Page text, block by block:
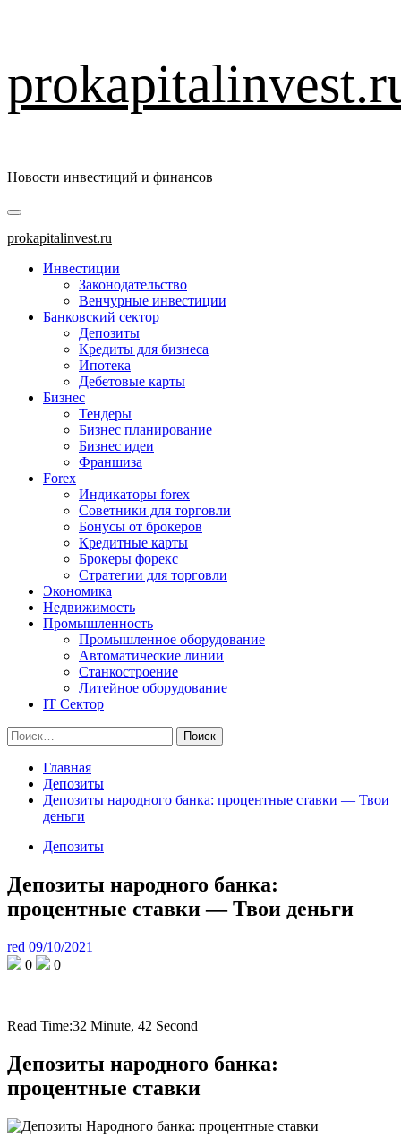
к
содержимому
Новости инвестиций и финансов
Основное
меню
prokapitalinvest.ru
Инвестиции
Законодательство
Венчурные инвестиции
Банковский сектор
Депозиты
Кредиты для бизнеса
Ипотека
Дебетовые карты
Бизнес
Тендеры
Бизнес планирование
Бизнес идеи
Франшиза
Forex
Индикаторы forex
Советники для торговли
Бонусы от брокеров
Кредитные карты
Брокеры форекс
Стратегии для торговли
Экономика
Недвижимость
Промышленность
Промышленное оборудование
Автоматические линии
Станкостроение
Литейное оборудование
IT Сектор
Найти:
Главная
Депозиты
Депозиты народного банка: процентные ставки — Твои
деньги
Депозиты
Депозиты народного банка:
процентные ставки — Твои деньги
red 09/10/2021
0
0
Read Time:32 Minute, 42 Second
Депозиты народного банка:
процентные ставки